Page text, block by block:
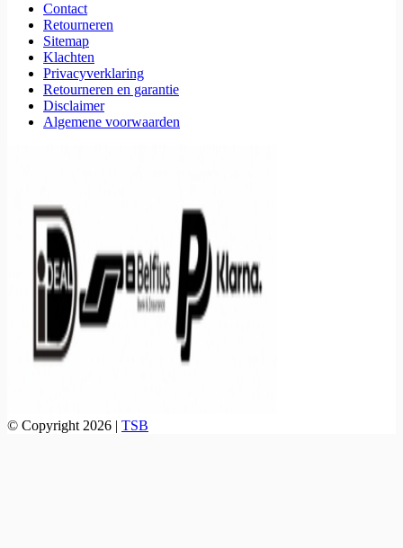
Contact
Retourneren
Sitemap
Klachten
Privacyverklaring
Retourneren en garantie
Disclaimer
Algemene voorwaarden
© Copyright 2026 | TSB